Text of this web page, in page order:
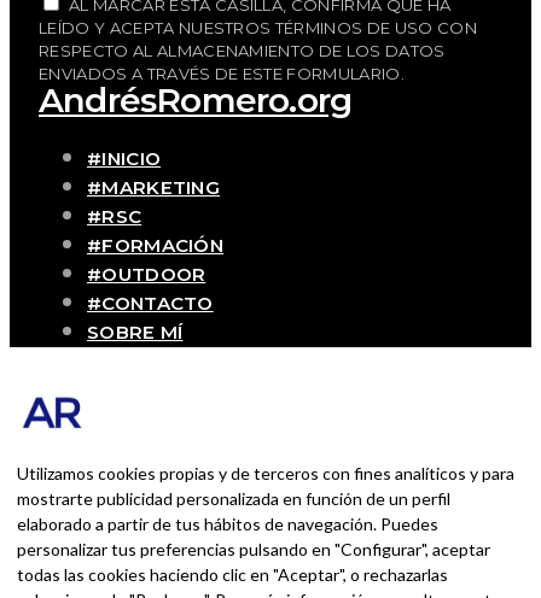
AL MARCAR ESTA CASILLA, CONFIRMA QUE HA
LEÍDO Y ACEPTA NUESTROS TÉRMINOS DE USO CON
RESPECTO AL ALMACENAMIENTO DE LOS DATOS
ENVIADOS A TRAVÉS DE ESTE FORMULARIO.
AndrésRomero.org
#INICIO
#MARKETING
#RSC
#FORMACIÓN
#OUTDOOR
#CONTACTO
SOBRE MÍ
Romero. Experiencias personales y
con lo que hace cada día
BUSCAR POR:
BUSCAR
Utilizamos cookies propias y de terceros con fines analíticos y para
mostrarte publicidad personalizada en función de un perfil
elaborado a partir de tus hábitos de navegación. Puedes
personalizar tus preferencias pulsando en "Configurar", aceptar
todas las cookies haciendo clic en "Aceptar", o rechazarlas